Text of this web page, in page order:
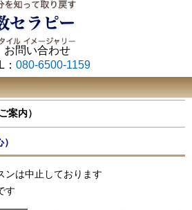
お問い合わせ
080-6500-1159
案内）
は中止しております
す